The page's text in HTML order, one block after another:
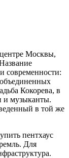
Москвы,
современности:
Кокорева, в
и музыканты.
в той же
пентхаус
Для